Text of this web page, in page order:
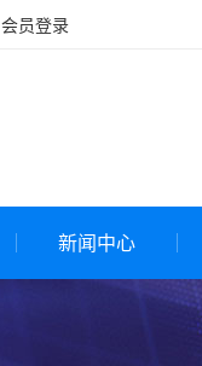
会员登录
新闻中心